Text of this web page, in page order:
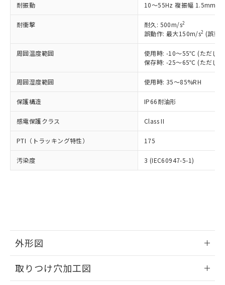
耐振動 10～55Hz 複振幅 1.5mm (
耐衝撃 耐久: 500m/s2
誤動作: 最大150m/s2 (誤動
周囲温度範囲
使用時: -10～55℃ (ただし
保存時: -25～65℃ (ただし
周囲湿度範囲 使用時: 35～85%RH
保護構造 IP66耐油形
感電保護クラス Class II
PTI（トラッキング特性） 175
汚染度 3 (IEC60947-5-1)
外形図
取りつけ穴加工図
本サービスは、当社制御機器事業取扱
商品の当社在庫状況および標準価格
(税抜)を提供させていただくもので
当社制御機器事業取扱商品の中には、
本サービスの対象外となる商品もある
在庫状況および標準価格照会結果は、
記載している更新日時点での社内デー
タに基づき作成されるものであり、閲
覧された時点での実際の在庫および標
準価格とは異なる場合があることをご
了承ください。
正式な納期状況および標準価格はお客
様のお取引先、またはお客様担当のオ
マイパーツ機能（部品リスト作成サー
ビス）をご利用いただくには、I-Web
メンバーズにご登録されている必要が
調査・確認中：EU RoHS指令（10物質）の
非含有の対応状況を調査中または確認中の
非該当品：ライセンス料など無形物で、有
害物質有無と関係のない商品です。
仕入先様の事情により、非含有部品として
いたものが、含有品と判明した場合などや
むを得ず変更することがあります。
*EU RoHS指令（10物質）：
鉛(Pb) 1000ppm以下、 水銀(Hg) 1000ppm以下、 カド
ミウム(Cd) 100ppm以下、
(PBDE) 1000ppm以下、フタル酸ビス(2-エチルヘキシ
ル) (DEHP)(別名：DOP) 1000ppm以下、フタル酸ブチ
ルベンジル（BBP） 1000ppm以下、フタル酸ジブチル
（DBP） 1000ppm以下、フタル酸ジイソブチル
※2 対応予定月
部品在庫の切り替え状況などにより、予定
月が前後することがあります。
「○」：最大均質材料含有率が中国RoHSの
基準値以下であることを示します。
「×」：最大均質材料含有率が中国RoHSの
基準値を超えていることを示します。
「－」：未確認です。当社販売部門へお問
Pb(鉛) :1000ppm、 Hg(水銀) : 1000ppm、 Cd(カドミウ
Cr(Ⅵ)(六価クロム) : 1000ppm、 PBBs(ポリ臭化ビフェ
ニル類) : 1000ppm、 PBDEs(ポリ臭化ジフェニルエーテ
DBP(フタル酸ジブチル) : 1000ppm、 DIBP(フタル酸ジ
「ｅ」：有害物質（10物質）のすべてが基
準値以下であることを示します。
「10」：通常の使用状況下において有害物
質が外部に漏えいし、環境に深刻な影響を
及ぼさない年数を意味します。
為替および外国貿易法に定める商品
（以下｢規制貨物等」という）を輸出
または国外への提供する場合は、日本
国政府の輸出許可(または役務取引許
可)を取得するなどの必要な手続きを
とります。
当社は規制貨物を破棄する場合は、完
全に破砕するなど、違法に輸出されな
いよう必要な手段を講じます。
販売先および販売に係わる関係者が違
法に輸出するおそれがある場合は、取
号
○ 一定数以上の在庫あり
△ 一定数には満たないが在庫あり
白
情報を公開していない機種